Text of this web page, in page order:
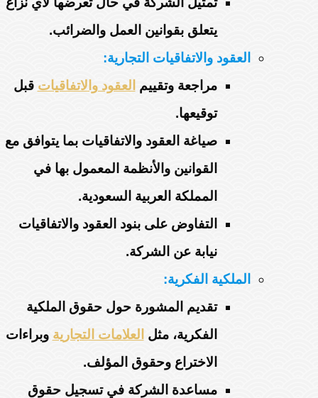
يتعلق بقوانين العمل والضرائب.
العقود والاتفاقيات التجارية:
مراجعة وتقييم
العقود والاتفاقيات قبل
توقيعها.
صياغة العقود والاتفاقيات بما يتوافق مع
القوانين والأنظمة المعمول بها في
المملكة العربية السعودية.
التفاوض على بنود العقود والاتفاقيات
نيابة عن الشركة.
الملكية الفكرية:
تقديم المشورة حول حقوق الملكية
الفكرية، مثل العلامات التجارية وبراءات
الاختراع وحقوق المؤلف.
مساعدة الشركة في تسجيل حقوق